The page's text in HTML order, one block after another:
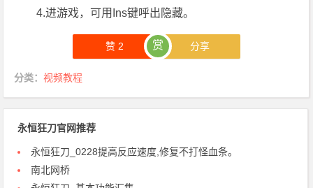
4.进游戏，可用Ins键呼出隐藏。
赞2 赏 分享
分类：视频教程
永恒狂刀官网推荐
永恒狂刀_0228提高反应速度,修复不打怪血条。
南北网桥